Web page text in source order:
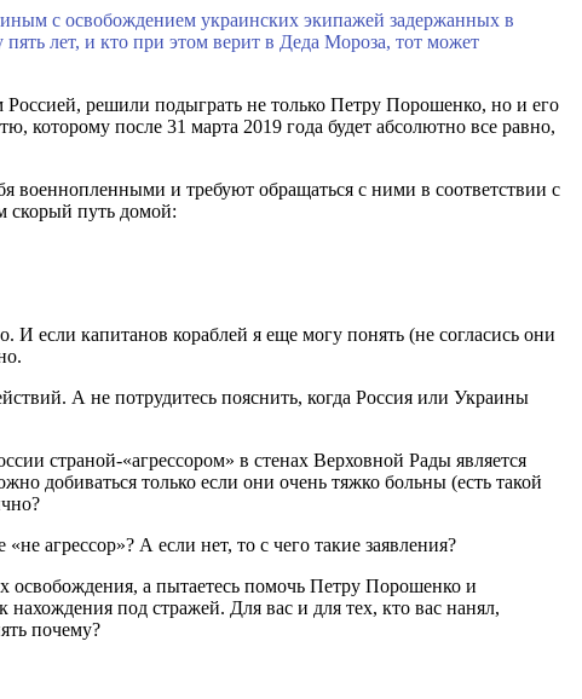
с освобождением украинских экипажей задержанных в
лет, и кто при этом верит в Деда Мороза, тот может
решили подыграть не только Петру Порошенко, но и его
которому после 31 марта 2019 года будет абсолютно все равно,
военнопленными и требуют обращаться с ними в соответствии с
скорый путь домой:
если капитанов кораблей я еще могу понять (не согласись они
А не потрудитесь пояснить, когда Россия или Украины
страной-«агрессором» в стенах Верховной Рады является
добиваться только если они очень тяжко больны (есть такой
агрессор»? А если нет, то с чего такие заявления?
освобождения, а пытаетесь помочь Петру Порошенко и
под стражей. Для вас и для тех, кто вас нанял,
почему?